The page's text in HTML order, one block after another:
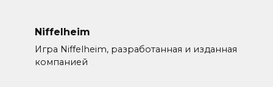
Niffelheim
Игра Niffelheim, разработанная и изданная
компанией